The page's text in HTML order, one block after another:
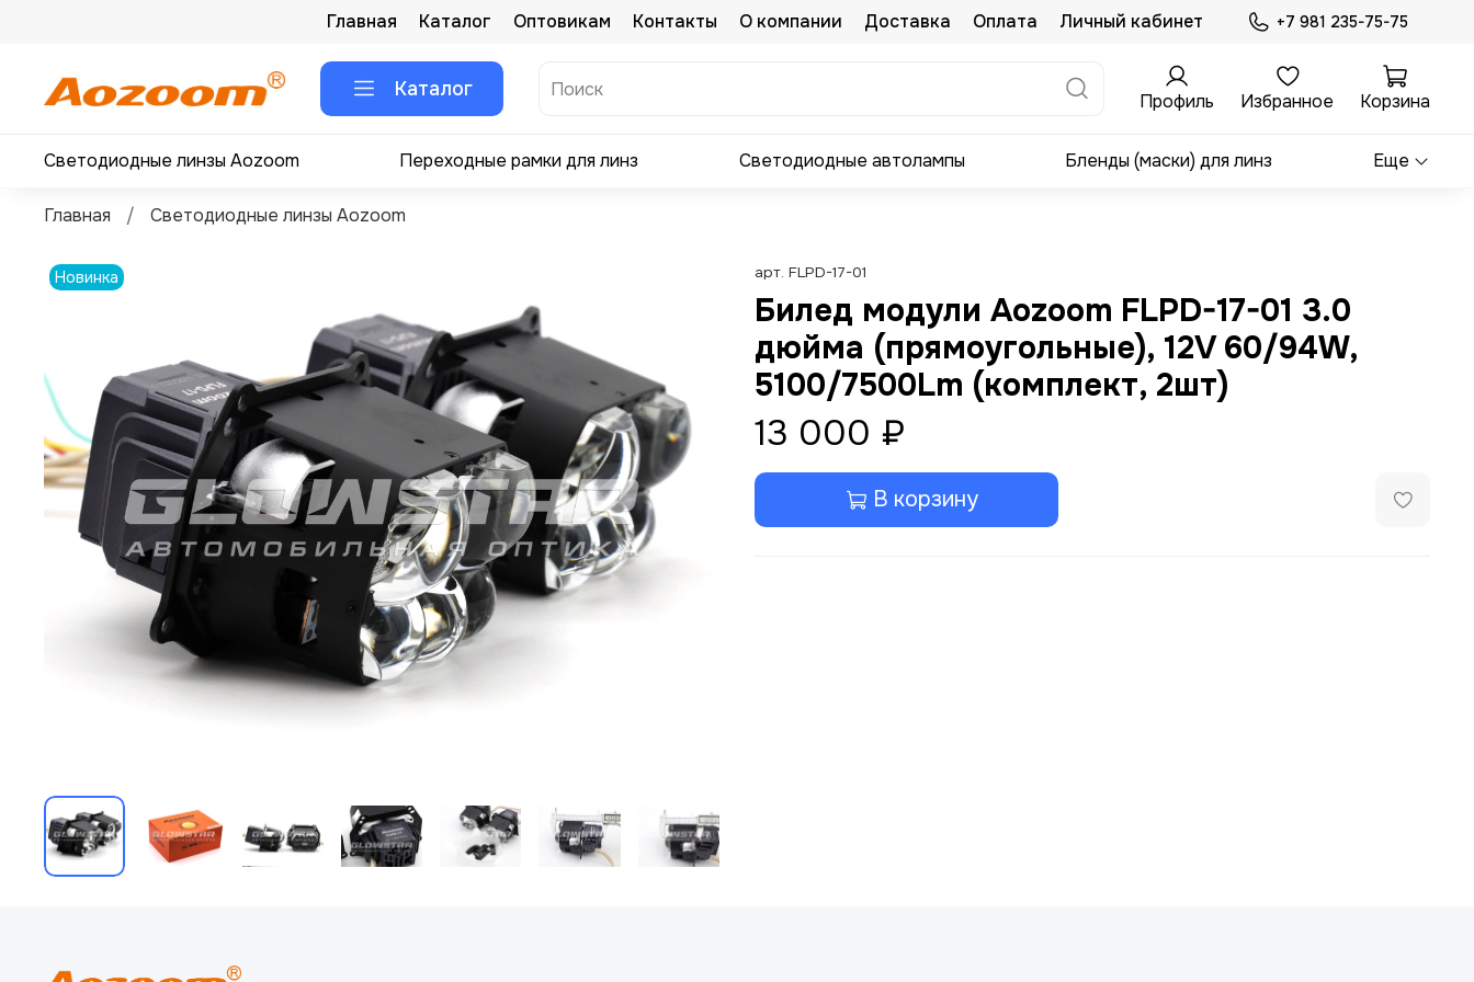
Главная Каталог Оптовикам Контакты О компании Доставка Оплата Личный кабинет +7 981 235-75-75
Каталог Профиль Избранное Корзина
Светодиодные линзы Aozoom Переходные рамки для линз Светодиодные автолампы Бленды (маски) для линз Еще
Главная Светодиодные линзы Aozoom
Новинка арт. FLPD-17-01
Билед модули Aozoom FLPD-17-01 3.0
дюйма (прямоугольные), 12V 60/94W,
5100/7500Lm (комплект, 2шт)
13 000 ₽
В корзину